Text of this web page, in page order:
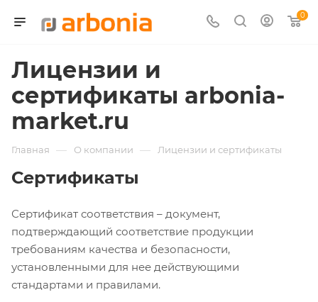
0
Лицензии и
сертификаты arbonia-
market.ru
Главная — О компании — Лицензии и сертификаты
Сертификаты
Сертификат соответствия – документ,
подтверждающий соответствие продукции
требованиям качества и безопасности,
установленными для нее действующими
стандартами и правилами.